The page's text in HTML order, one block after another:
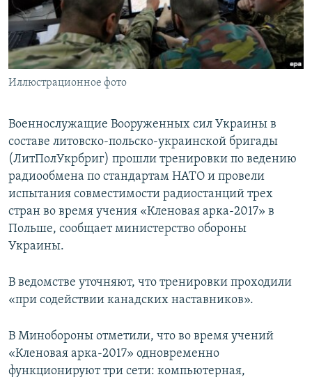
ПОБЕДИТЕЛЕЙ НЕ СУДЯТ?
КРЫМ.НЕПОКОРЕННЫЙ
ELIFBE
УКРАИНСКАЯ ПРОБЛЕМА КРЫМА
ПРИСОЕДИНЯЙТЕСЬ!
Иллюстрационное фото
Военнослужащие Вооруженных сил Украины в
составе литовско-польско-украинской бригады
(ЛитПолУкрбриг) прошли тренировки по ведению
радиообмена по стандартам НАТО и провели
испытания совместимости радиостанций трех
стран во время учения «Кленовая арка-2017» в
Польше, сообщает министерство обороны
Украины.
В ведомстве уточняют, что тренировки проходили
«при содействии канадских наставников».
В Минобороны отметили, что во время учений
«Кленовая арка-2017» одновременно
функционируют три сети: компьютерная,